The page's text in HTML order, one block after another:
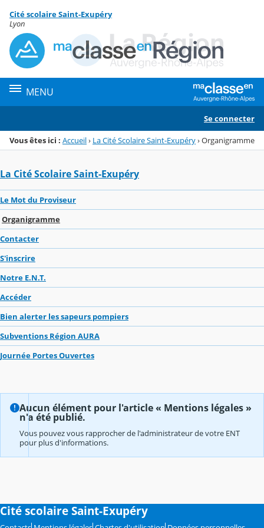
Menu de la rubrique
Contenu
Cité scolaire Saint-Exupéry
Lyon
MENU
Se connecter
Vous êtes ici : Accueil› La Cité Scolaire Saint-Exupéry›Organigramme
La Cité Scolaire Saint-Exupéry
Le Mot du Proviseur
Organigramme
Contacter
S'inscrire
Notre E.N.T.
Accéder
Bien alerter les sapeurs pompiers
Subventions Région AURA
Journée Portes Ouvertes
Aucun élément pour l'article « Mentions légales »
n'a été publié.
Vous pouvez vous rapprocher de l'administrateur de votre ENT
pour plus d'informations.
Cité scolaire Saint-Exupéry